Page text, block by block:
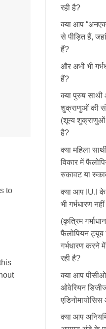
to
रही है?
क्या आप
से पीड़ित हैं, जहां
हैं?
और अभी भी
हैं?
क्या पुरुष साथी
शुक्राणुओं की
(शून्य शुक्राणुओं
है?
क्या महिला
विकार में
रुकावट या
क्या आप IU.I के
भी गर्भधारण
(कृत्रिम
फैलोपियन
गर्भधारण करने
रही है?
क्या आप
ओवेरियन
क्या आप